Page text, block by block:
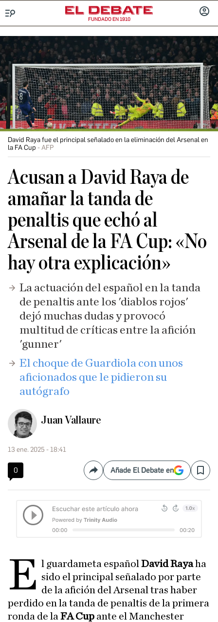
FUNDADO EN 1910
David Raya fue el principal señalado en la eliminación del Arsenal en
la FA Cup
AFP
Acusan a David Raya de
amañar la tanda de
penaltis que echó al
Arsenal de la FA Cup: «No
hay otra explicación»
La actuación del español en la tanda
de penaltis ante los 'diablos rojos'
dejó muchas dudas y provocó
multitud de críticas entre la afición
'gunner'
El choque de Guardiola con unos
aficionados que le pidieron su
autógrafo
Juan Vallaure
13 ene. 2025 - 18:41
0 CompartirAñade El Debate en Save
E l guardameta españolDavid Rayaha
sido el principal señalado por parte
de la afición del Arsenal tras haber
perdido en la tanda de penaltis de la primera
ronda de la FA Cup ante el Manchester